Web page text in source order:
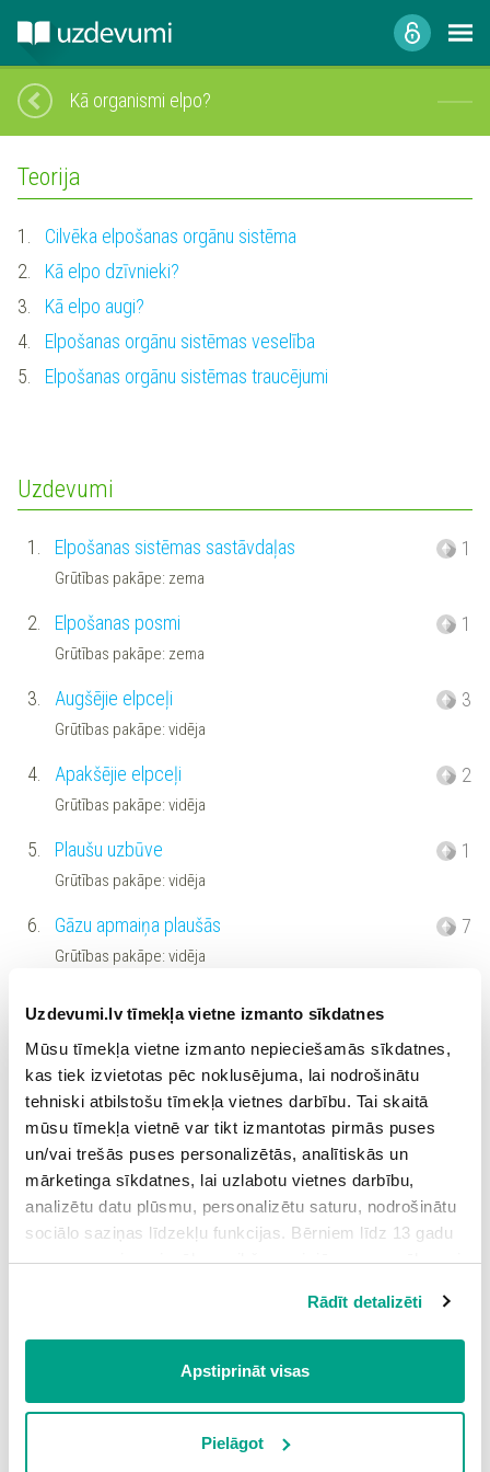
Uzdevumi.lv tīmekļa vietne izmanto sīkdatnes
Mūsu tīmekļa vietne izmanto nepieciešamās sīkdatnes,
kas tiek izvietotas pēc noklusējuma, lai nodrošinātu
tehniski atbilstošu tīmekļa vietnes darbību. Tai skaitā
mūsu tīmekļa vietnē var tikt izmantotas pirmās puses
un/vai trešās puses personalizētās, analītiskās un
mārketinga sīkdatnes, lai uzlabotu vietnes darbību,
analizētu datu plūsmu, personalizētu saturu, nodrošinātu
sociālo saziņas līdzekļu funkcijas. Bērniem līdz 13 gadu
vecumam pirms izvēles veikšanas ir jāprasa vecāka vai
Spiežot uz pogas “Apstiprināt visas”, Jūs piekrītat visām
sīkdatnēm, kas atrodas šajā tīmekļa vietnē, ieskaitot
trešo pušu mārketinga sīkdatnes. Spiežot uz pogas
vietnē, izņemot “Nepieciešamās” sīkdatnes, kuru
izmantošanai nav nepieciešams iegūt lietotāja piekrišanu.
Rādīt detalizēti
Apstiprināt visas
Pielāgot
Kā organismi elpo?
Teorija
1.
Cilvēka elpošanas orgānu sistēma
2.
Kā elpo dzīvnieki?
3.
Kā elpo augi?
4.
Elpošanas orgānu sistēmas veselība
5.
Elpošanas orgānu sistēmas traucējumi
Uzdevumi
1. Elpošanas sistēmas sastāvdaļas
Grūtības pakāpe: zema
1
2. Elpošanas posmi
Grūtības pakāpe: zema
1
3. Augšējie elpceļi
Grūtības pakāpe: vidēja
3
4. Apakšējie elpceļi
Grūtības pakāpe: vidēja
2
5. Plaušu uzbūve
Grūtības pakāpe: vidēja
1
6. Gāzu apmaiņa plaušās
Grūtības pakāpe: vidēja
7
8. Elpošanas orgānu slimības
Grūtības pakāpe: augsta
9. Dzīvnieku elpošanas orgānu pielāgojums dzīves
videi
Grūtības pakāpe: augsta
12. Augu elpošana II
Grūtības pakāpe: vidēja
2